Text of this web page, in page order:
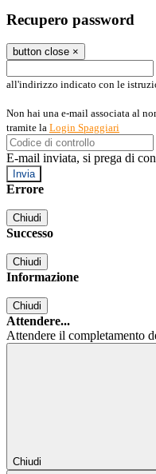
Recupero password
button close ×
all'indirizzo indicato con le
Non hai una e-mail associata al
tramite la Login Spaggiari
E-mail inviata, si prega di
Errore
Chiudi
Successo
Chiudi
Informazione
Chiudi
Attendere...
Attendere il completamento
Chiudi